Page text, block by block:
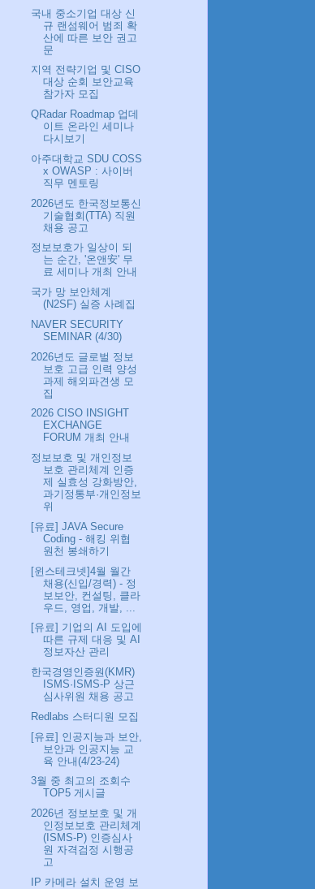
국내 중소기업 대상 신
규 랜섬웨어 범죄 확
산에 따른 보안 권고
문
지역 전략기업 및 CISO
대상 순회 보안교육
참가자 모집
QRadar Roadmap 업데
이트 온라인 세미나
다시보기
아주대학교 SDU COSS
x OWASP : 사이버
직무 멘토링
2026년도 한국정보통신
기술협회(TTA) 직원
채용 공고
정보보호가 일상이 되
는 순간, '온앤安' 무
료 세미나 개최 안내
국가 망 보안체계
(N2SF) 실증 사례집
NAVER SECURITY
SEMINAR (4/30)
2026년도 글로벌 정보
보호 고급 인력 양성
과제 해외파견생 모
집
2026 CISO INSIGHT
EXCHANGE
FORUM 개최 안내
정보보호 및 개인정보
보호 관리체계 인증
제 실효성 강화방안,
과기정통부·개인정보
위
[유료] JAVA Secure
Coding - 해킹 위협
원천 봉쇄하기
[윈스테크넷]4월 월간
채용(신입/경력) - 정
보보안, 컨설팅, 클라
우드, 영업, 개발, ...
[유료] 기업의 AI 도입에
따른 규제 대응 및 AI
정보자산 관리
한국경영인증원(KMR)
ISMS·ISMS-P 상근
심사위원 채용 공고
Redlabs 스터디원 모집
[유료] 인공지능과 보안,
보안과 인공지능 교
육 안내(4/23-24)
3월 중 최고의 조회수
TOP5 게시글
2026년 정보보호 및 개
인정보보호 관리체계
(ISMS-P) 인증심사
원 자격검정 시행공
고
IP 카메라 설치 운영 보